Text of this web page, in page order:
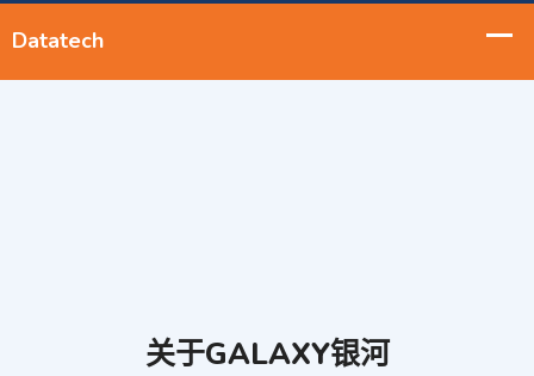
关于GALAXY银河